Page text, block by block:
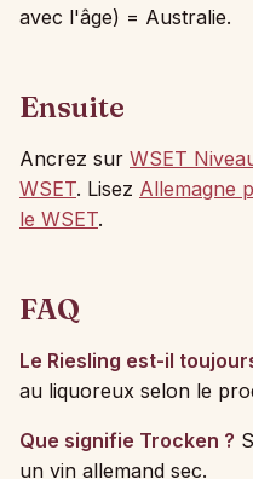
avec l'âge) = Australie.
Ensuite
Ancrez sur WSET
WSET. Lisez Allemagne
le WSET.
FAQ
Le Riesling est-il
au liquoreux selon le
Que signifie Trocken ?
un vin allemand sec.